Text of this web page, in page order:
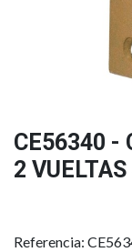
CE56340 -
2
Referencia: